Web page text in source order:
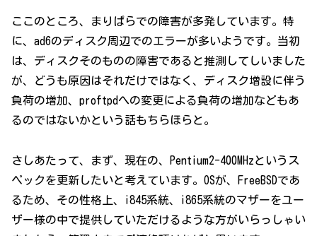
ここのところ、まりぱらでの障害が多発しています。特
に、ad6のディスク周辺でのエラーが多いようです。当初
は、ディスクそのものの障害であると推測してしいました
が、どうも原因はそれだけではなく、ディスク増設に伴う
負荷の増加、proftpdへの変更による負荷の増加などもあ
るのではないかという話もちらほらと。
さしあたって、まず、現在の、Pentium2-400MHzというス
ペックを更新したいと考えています。OSが、FreeBSDであ
るため、その性格上、i845系統、i865系統のマザーをユー
ザー様の中で提供していただけるような方がいらっしゃい